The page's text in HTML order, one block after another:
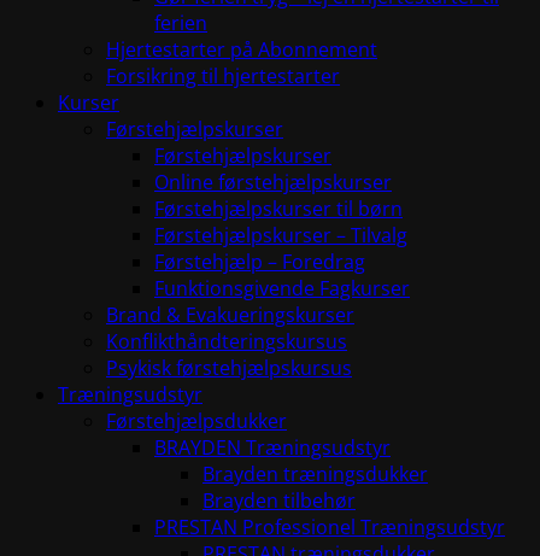
ferien
Hjertestarter på Abonnement
Forsikring til hjertestarter
Kurser
Førstehjælpskurser
Førstehjælpskurser
Online førstehjælpskurser
Førstehjælpskurser til børn
Førstehjælpskurser – Tilvalg
Førstehjælp – Foredrag
Funktionsgivende Fagkurser
Brand & Evakueringskurser
Konflikthåndteringskursus
Psykisk førstehjælpskursus
Træningsudstyr
Førstehjælpsdukker
BRAYDEN Træningsudstyr
Brayden træningsdukker
Brayden tilbehør
PRESTAN Professionel Træningsudstyr